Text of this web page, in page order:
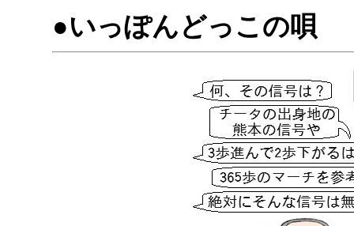
●いっぽんどっこの唄